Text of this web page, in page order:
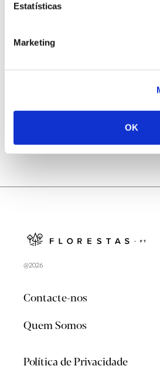
Estatísticas
Marketing
OK
@2026
Contacte-nos
Quem Somos
Política de Privacidade